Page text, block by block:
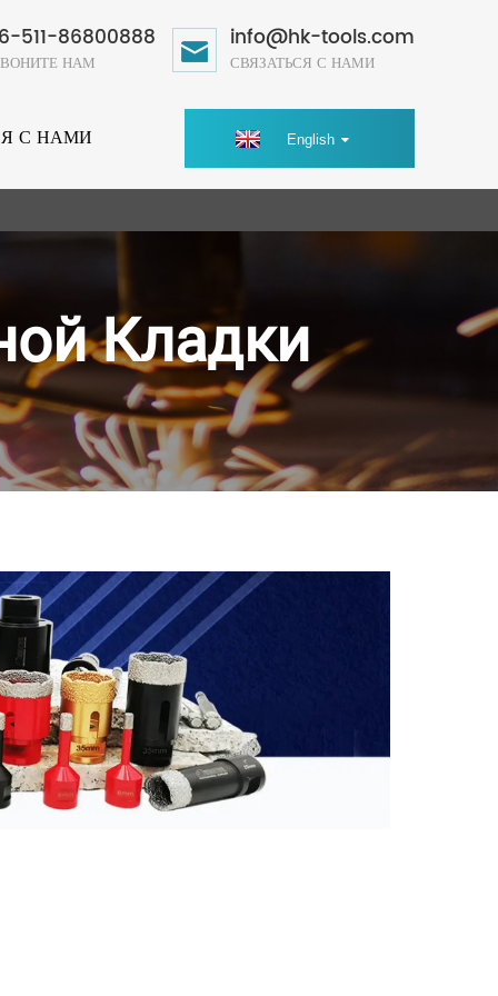
511-86800888
НАМ
info@hk-tools.com
СВЯЗАТЬСЯ С НАМИ
С НАМИ English
Кладки